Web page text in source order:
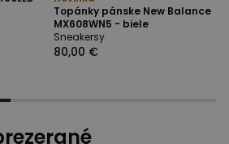
Topánky pánske New Balance
MX608WN5 - biele
Sneakersy
80,00 €